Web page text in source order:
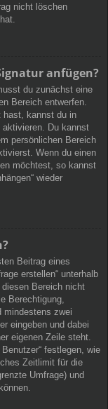
nicht löschen
anfügen?
du zunächst eine
Bereich entwerfen.
hast, kannst du in
aktivieren. Du kannst
persönlichen Bereich
Wenn du einen
möchtest, so kannst
wieder
Beitrag eines
erstellen“ unterhalb
Bereich nicht
Berechtigung,
mindestens zwei
eingeben und dabei
eigenen Zeile steht.
festlegen, wie
Zeitlimit für die
Umfrage) und